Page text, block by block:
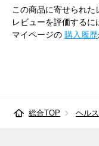
この商品に寄せられた
レビューを評価するに
マイページの 購入履歴
総合TOP ヘル